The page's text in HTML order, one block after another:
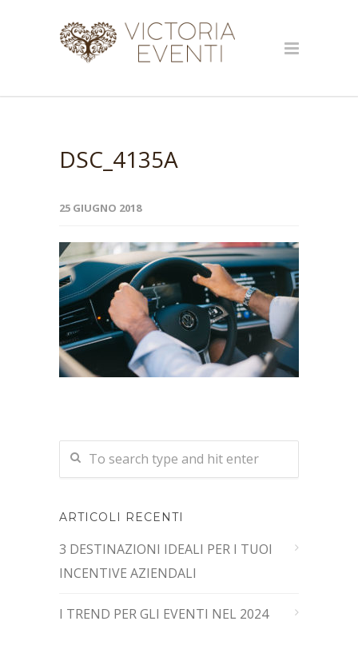
DSC_4135A
25 GIUGNO 2018
ARTICOLI RECENTI
3 DESTINAZIONI IDEALI PER I TUOI
INCENTIVE AZIENDALI
I TREND PER GLI EVENTI NEL 2024